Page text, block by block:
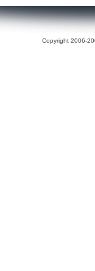
Copyright 2006-